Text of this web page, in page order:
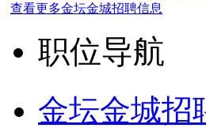
查看更多金坛金城招聘信息
职位导航
金坛金城招